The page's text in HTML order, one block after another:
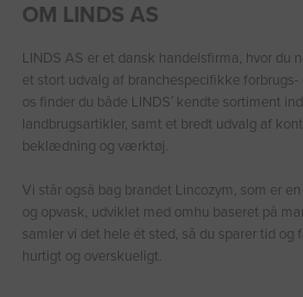
OM LINDS AS
LINDS AS er et dansk handelsfirma, hvor du
et stort udvalg af branchespecifikke forbrugs-
os finder du både LINDS′ kendte sortiment
landbrugsartikler, samt et bredt udvalg af
beklædning og værktøj.
Vi står også bag brandet Lincozym, som er
og opvask, udviklet med omhu baseret på
samler vi det hele ét sted, så du sparer tid og
hurtigt og overskueligt.